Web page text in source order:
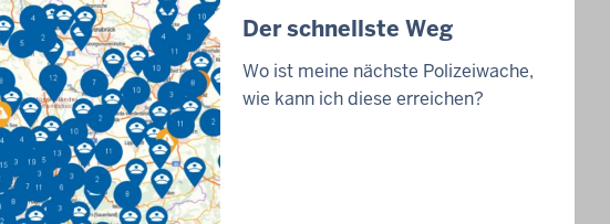
Der schnellste Weg
Wo ist meine nächste Polizeiwache,
wie kann ich diese erreichen?